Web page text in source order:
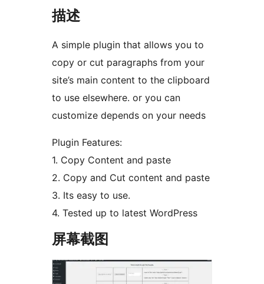
描述
A simple plugin that allows you to
copy or cut paragraphs from your
site’s main content to the clipboard
to use elsewhere. or you can
customize depends on your needs
Plugin Features:
1. Copy Content and paste
2. Copy and Cut content and paste
3. Its easy to use.
4. Tested up to latest WordPress
屏幕截图